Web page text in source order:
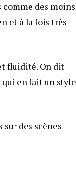
comme des moins
et à la fois très
fluidité. On dit
qui en fait un style
des scènes